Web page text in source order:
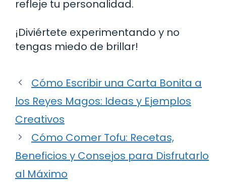
refleje tu personalidad.
¡Diviértete experimentando y no
tengas miedo de brillar!
Cómo Escribir una Carta Bonita a
los Reyes Magos: Ideas y Ejemplos
Creativos
Cómo Comer Tofu: Recetas,
Beneficios y Consejos para Disfrutarlo
al Máximo